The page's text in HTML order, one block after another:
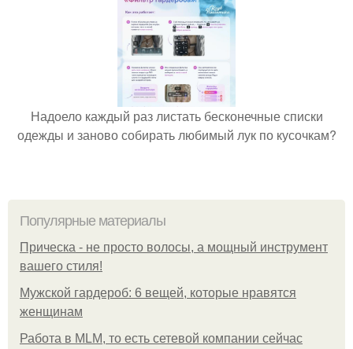
Надоело каждый раз листать бесконечные списки
одежды и заново собирать любимый лук по кусочкам?
Популярные материалы
Прическа - не просто волосы, а мощный инструмент
вашего стиля!
Мужской гардероб: 6 вещей, которые нравятся
женщинам
Работа в MLM, то есть сетевой компании сейчас